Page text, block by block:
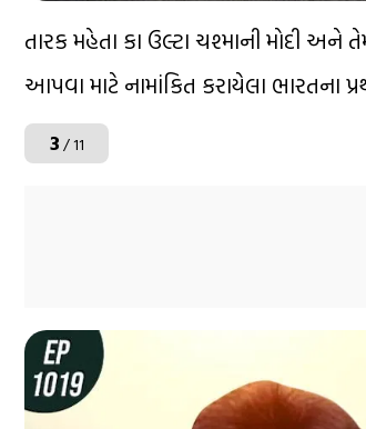
તારક મહેતા કા ઉલ્ટા ચશ્માની મોદી અને
આપવા માટે નામાંકિત કરાયેલા ભારતના
3/ 11